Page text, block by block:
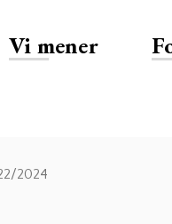
Vi mener
2024